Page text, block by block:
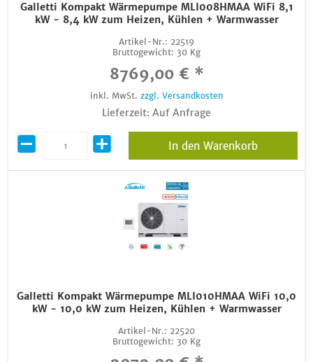
Galletti Kompakt Wärmepumpe MLI008HMAA WiFi 8,1
kW - 8,4 kW zum Heizen, Kühlen + Warmwasser
Artikel-Nr.: 22519
Bruttogewicht: 30 Kg
8769,00 € *
inkl. MwSt. zzgl. Versandkosten
Lieferzeit: Auf Anfrage
In den Warenkorb
Galletti Kompakt Wärmepumpe MLI010HMAA WiFi 10,0
kW - 10,0 kW zum Heizen, Kühlen + Warmwasser
Artikel-Nr.: 22520
Bruttogewicht: 30 Kg